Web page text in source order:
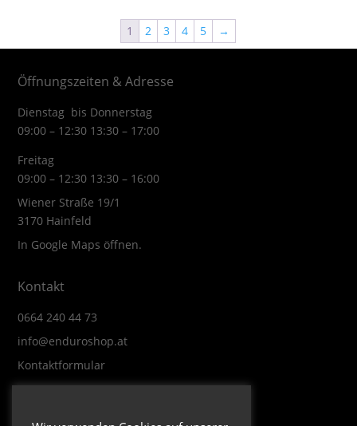
1 2 3 4 5 →
Öffnungszeiten & Adresse
Dienstag bis Donnerstag
09:00 – 12:30 13:30 – 17:00
Freitag
09:00 – 12:30 13:30 – 16:00
Wiener Straße 19/1
3170 Hainfeld
In Google Maps öffnen.
Kontakt
0664 240 44 73
info@enduroshop.at
Kontaktformular